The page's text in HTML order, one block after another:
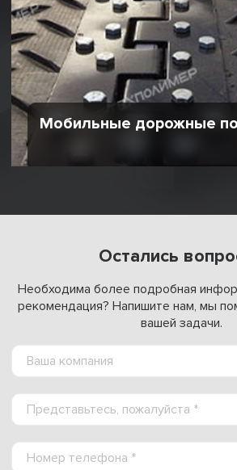
Мобильные дорожные
Остались
Необходима более подробная
рекомендация? Напишите нам, мы
вашей задачи.